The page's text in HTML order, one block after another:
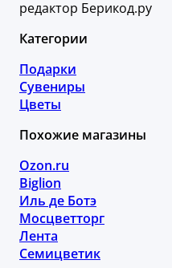
редактор Берикод.ру
Категории
Подарки
Сувениры
Цветы
Похожие магазины
Ozon.ru
Biglion
Иль де Ботэ
Мосцветторг
Лента
Семицветик